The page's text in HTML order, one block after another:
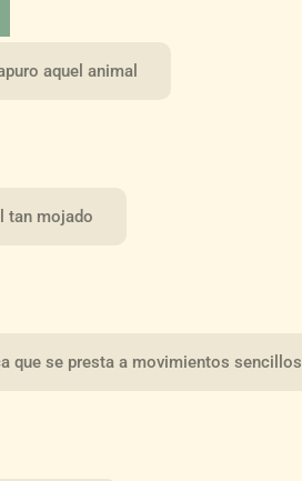
aquel animal
tan mojado
que se presta a movimientos sencillos